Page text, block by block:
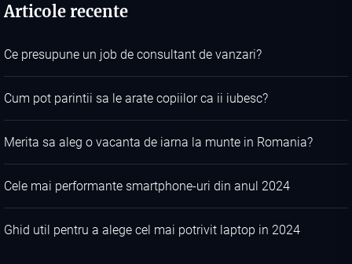
Articole recente
Ce presupune un job de consultant de vanzari?
Cum pot parintii sa le arate copiilor ca ii iubesc?
Merita sa aleg o vacanta de iarna la munte in Romania?
Cele mai performante smartphone-uri din anul 2024
Ghid util pentru a alege cel mai potrivit laptop in 2024